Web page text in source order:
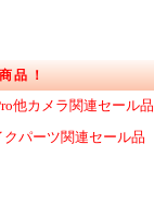
品！
他カメラ関連セール品
クパーツ関連セール品